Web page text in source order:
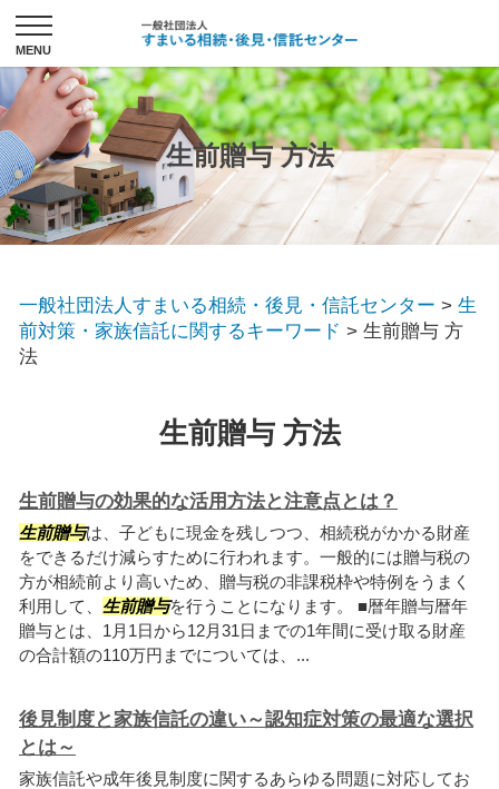
生前贈与 方法
一般社団法人すまいる相続・後見・信託センター > 生
前対策・家族信託に関するキーワード > 生前贈与 方
法
生前贈与 方法
生前贈与の効果的な活用方法と注意点とは？
生前贈与は、子どもに現金を残しつつ、相続税がかかる財産
をできるだけ減らすために行われます。一般的には贈与税の
方が相続前より高いため、贈与税の非課税枠や特例をうまく
利用して、 生前贈与を行うことになります。 ■暦年贈与暦年
贈与とは、1月1日から12月31日までの1年間に受け取る財産
の合計額の110万円までについては、...
後見制度と家族信託の違い～認知症対策の最適な選択
とは～
家族信託や成年後見制度に関するあらゆる問題に対応してお